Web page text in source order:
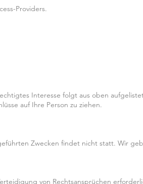
Providers.
Interesse folgt aus oben
auf Ihre Person zu ziehen.
Zwecken findet nicht statt. Wir
von Rechtsansprüchen